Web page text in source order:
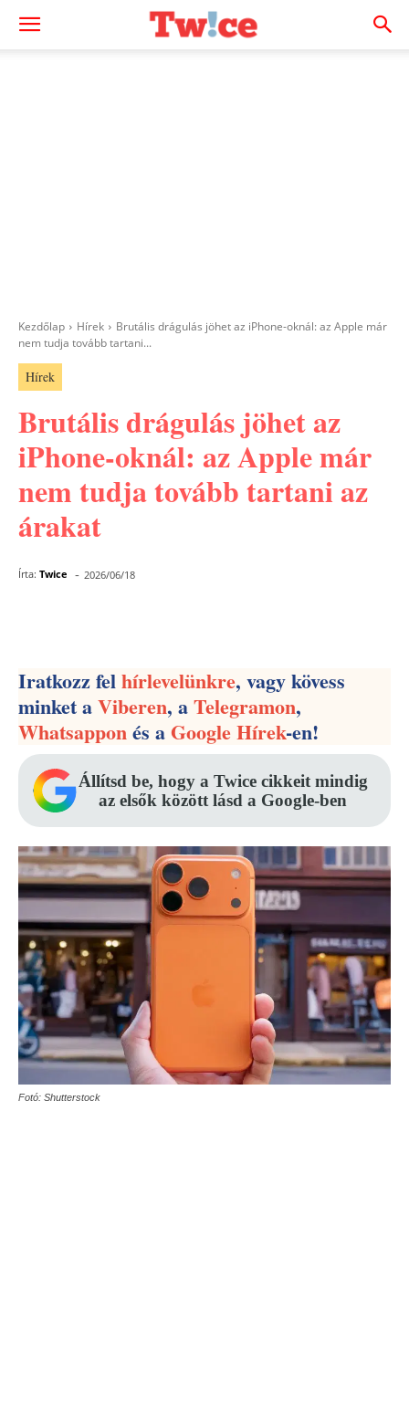
Kezdőlap Hírek
Brutális drágulás jöhet az iPhone-oknál: az Apple már
nem tudja tovább tartani...
Hírek
Brutális drágulás jöhet az
iPhone-oknál: az Apple már
nem tudja tovább tartani az
árakat
Írta: Twice - 2026/06/18
Iratkozz felhírlevelünkre, vagy kövess
minket aViberen, aTelegramon,
Whatsapponés aGoogle Hírek-en!
Állítsd be, hogy a Twice cikkeit mindig
az elsők között lásd a Google-ben
Fotó: Shutterstock